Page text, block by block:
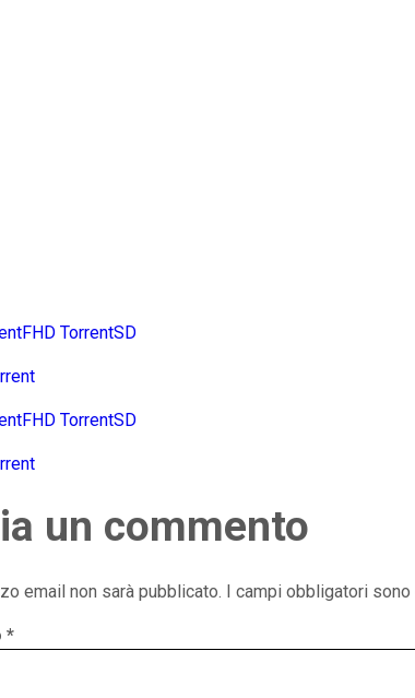
TorrentSD
TorrentSD
un commento
email non sarà pubblicato. I campi obbligatori
*